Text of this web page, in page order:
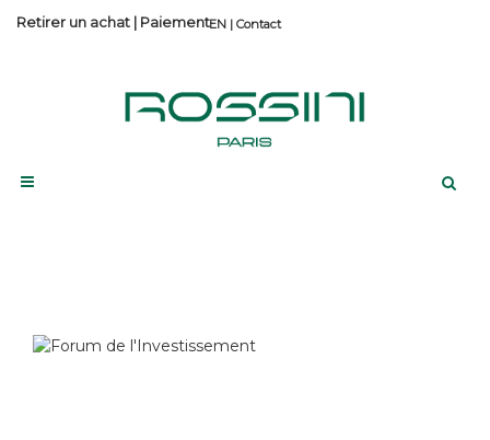
Contact
Retirer un achat | Paiement